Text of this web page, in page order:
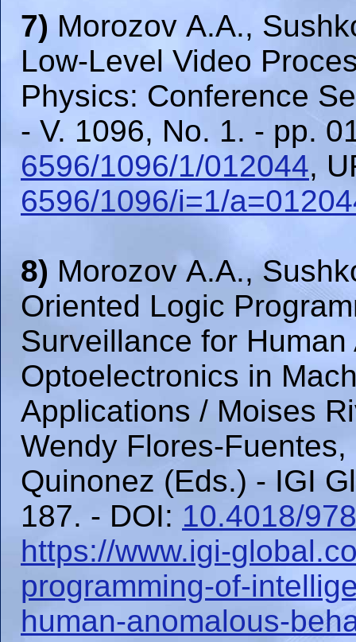
7) Morozov A.A.,
Low-Level Video
Physics: Conference
- V. 1096, No. 1. - pp.
6596/1096/1/012044,
6596/1096/i=1/
8) Morozov A.A.,
Oriented Logic
Surveillance for
Optoelectronics in
Applications / Moises
Wendy Flores-
Quinonez (Eds.) - IGI
187. - DOI: 10.4018/
https://www.igi-
programming-of-
human-anomalous-